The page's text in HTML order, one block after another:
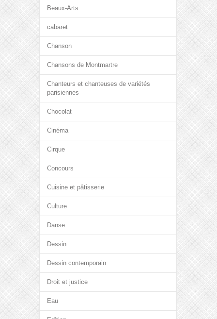
Beaux-Arts
cabaret
Chanson
Chansons de Montmartre
Chanteurs et chanteuses de variétés
parisiennes
Chocolat
Cinéma
Cirque
Concours
Cuisine et pâtisserie
Culture
Danse
Dessin
Dessin contemporain
Droit et justice
Eau